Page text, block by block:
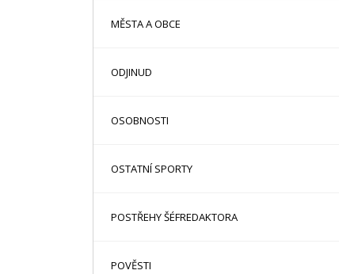
MĚSTA A OBCE
ODJINUD
OSOBNOSTI
OSTATNÍ SPORTY
POSTŘEHY ŠÉFREDAKTORA
POVĚSTI